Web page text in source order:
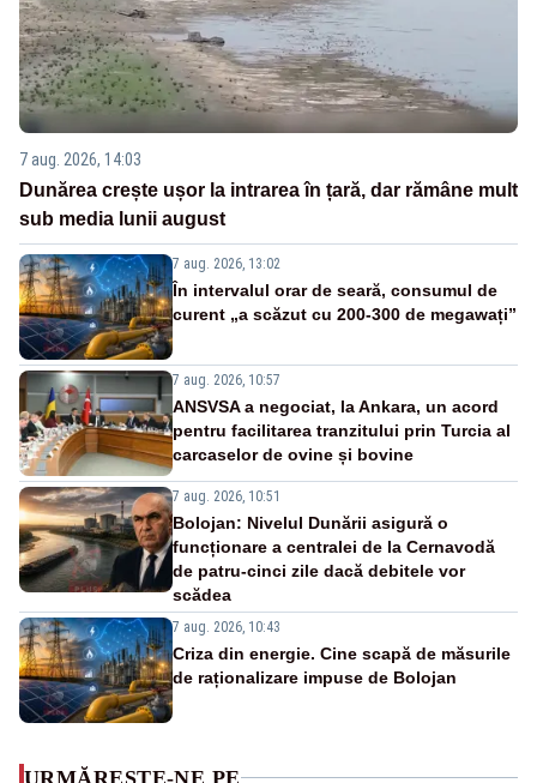
7 aug. 2026, 14:03
Dunărea crește ușor la intrarea în țară, dar rămâne mult
sub media lunii august
7 aug. 2026, 13:02
În intervalul orar de seară, consumul de
curent „a scăzut cu 200-300 de megawați”
7 aug. 2026, 10:57
ANSVSA a negociat, la Ankara, un acord
pentru facilitarea tranzitului prin Turcia al
carcaselor de ovine și bovine
7 aug. 2026, 10:51
Bolojan: Nivelul Dunării asigură o
funcționare a centralei de la Cernavodă
de patru-cinci zile dacă debitele vor
scădea
7 aug. 2026, 10:43
Criza din energie. Cine scapă de măsurile
de raționalizare impuse de Bolojan
URMĂREȘTE-NE PE